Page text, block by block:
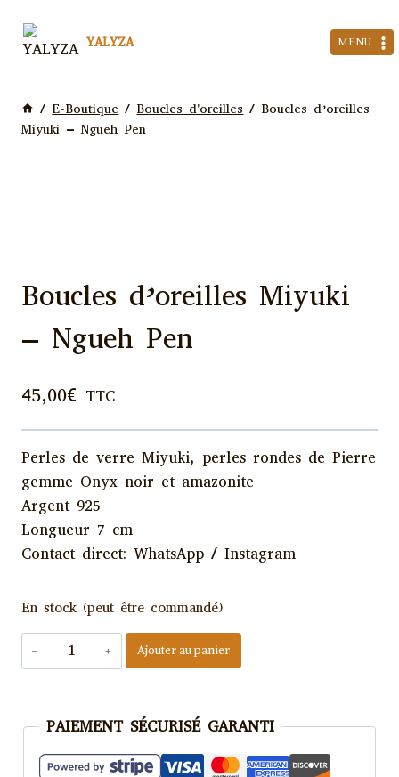
contenu
YALYZA MENU
/ E-Boutique / Boucles d'oreilles / Boucles d’oreilles
Miyuki – Ngueh Pen
Boucles d’oreilles Miyuki
– Ngueh Pen
45,00€ TTC
Perles de verre Miyuki, perles rondes de Pierre
gemme Onyx noir et amazonite
Argent 925
Longueur 7 cm
Contact direct: WhatsApp / Instagram
En stock (peut être commandé)
quantité
de
d'oreilles
-
Ajouter au panier
PAIEMENT SÉCURISÉ GARANTI